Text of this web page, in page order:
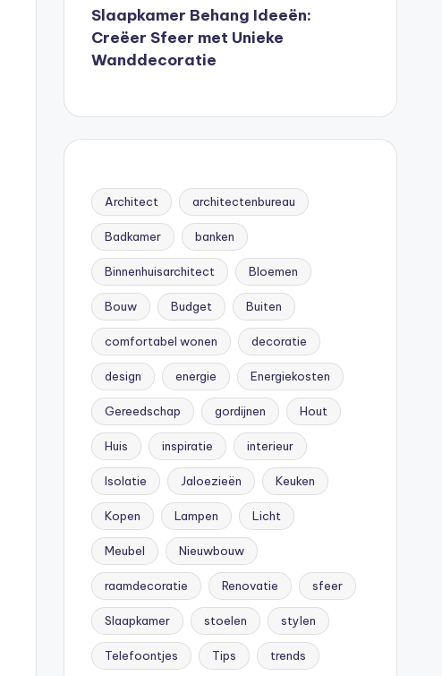
Slaapkamer Behang Ideeën:
Creëer Sfeer met Unieke
Wanddecoratie
Architect architectenbureau
Badkamer banken
Binnenhuisarchitect Bloemen
Bouw Budget Buiten
comfortabel wonen decoratie
design energie Energiekosten
Gereedschap gordijnen Hout
Huis inspiratie interieur
Isolatie Jaloezieën Keuken
Kopen Lampen Licht
Meubel Nieuwbouw
raamdecoratie Renovatie sfeer
Slaapkamer stoelen stylen
Telefoontjes Tips trends